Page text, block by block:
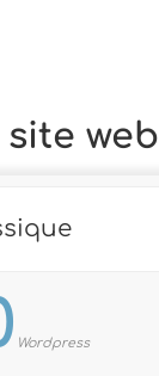
web
Wordpress